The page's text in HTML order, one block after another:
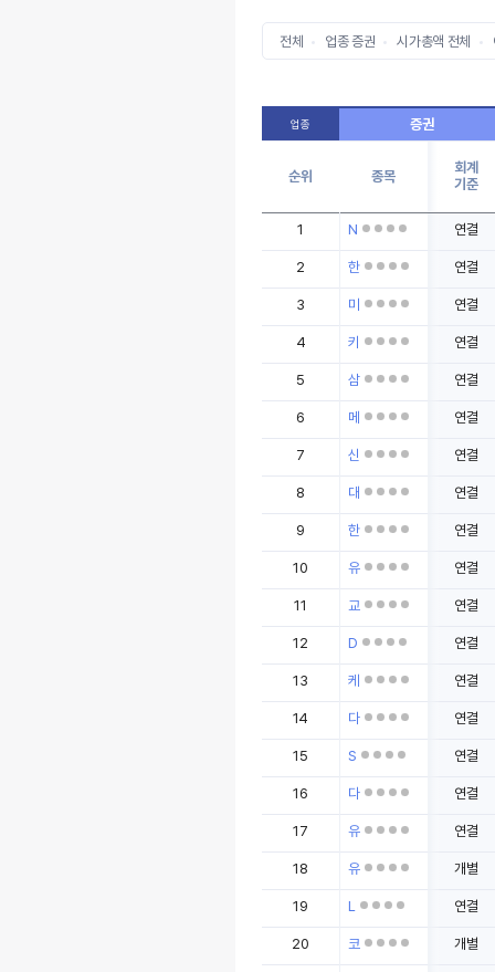
전체 업종 증권 시가총액 전체
업종 증권
순위 종목
회계
기준
1 N 연결
2 한 연결
3 미 연결
4 키 연결
5 삼 연결
6 메 연결
7 신 연결
8 대 연결
9 한 연결
10 유 연결
11 교 연결
12 D 연결
13 케 연결
14 다 연결
15 S 연결
16 다 연결
17 유 연결
18 유 개별
19 L 연결
20 코 개별